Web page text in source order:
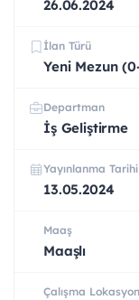
26.06.2024
İlan Türü
Yeni Mezun
Departman
İş Geliştirme
Yayınlanma Tarihi
13.05.2024
Maaş
Maaşlı
Çalışma